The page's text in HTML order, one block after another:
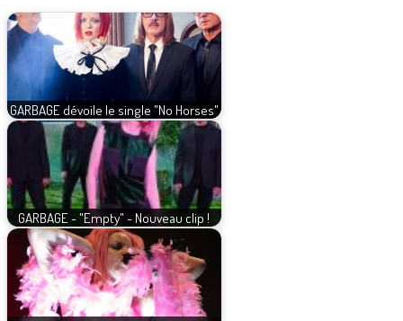
GARBAGE dévoile le single "No Horses"
GARBAGE - "Empty" - Nouveau clip !